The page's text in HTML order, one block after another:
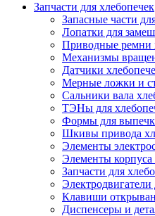
Запчасти для хлебопечек
Запасные части
Лопатки для
Приводные ремни
Механизмы
Датчики
Мерные ложки и
Сальники вала
ТЭНы для
Формы для
Шкивы привода
Элементы
Элементы корпуса
Запчасти для
Электродвигатели
Клавиши
Диспенсеры и